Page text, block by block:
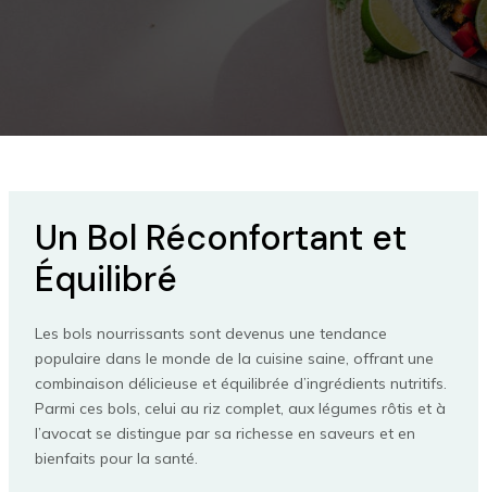
Un Bol Réconfortant et
Équilibré
Les bols nourrissants sont devenus une tendance
populaire dans le monde de la cuisine saine, offrant une
combinaison délicieuse et équilibrée d’ingrédients nutritifs.
Parmi ces bols, celui au riz complet, aux légumes rôtis et à
l’avocat se distingue par sa richesse en saveurs et en
bienfaits pour la santé.